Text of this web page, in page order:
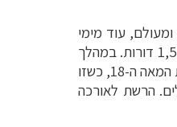
עוד מימי
דורות. במהלך
המאה ה-18, כשזו
הרשת לאורכה